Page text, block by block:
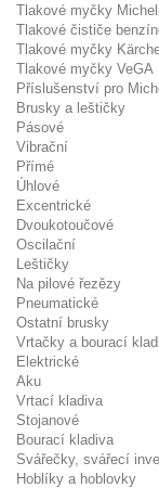
Tlakové myčky
Tlakové čističe
Tlakové myčky
Tlakové myčky VeGA
Příslušenství pro
Brusky a leštičky
Pásové
Vibrační
Přímé
Úhlové
Excentrické
Dvoukotoučové
Oscilační
Leštičky
Na pilové řezězy
Pneumatické
Ostatní brusky
Vrtačky a bourací
Elektrické
Aku
Vrtací kladiva
Stojanové
Bourací kladiva
Svářečky, svářecí
Hoblíky a hoblovky